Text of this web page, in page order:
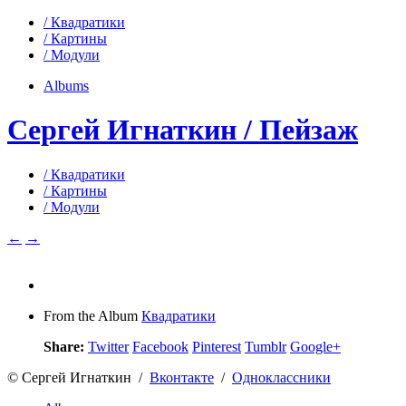
/ Квадратики
/ Картины
/ Модули
Albums
Сергей Игнаткин / Пейзаж
/ Квадратики
/ Картины
/ Модули
← →
From the Album Квадратики
Share: Twitter Facebook Pinterest Tumblr Google+
© Сергей Игнаткин / Вконтакте / Одноклассники